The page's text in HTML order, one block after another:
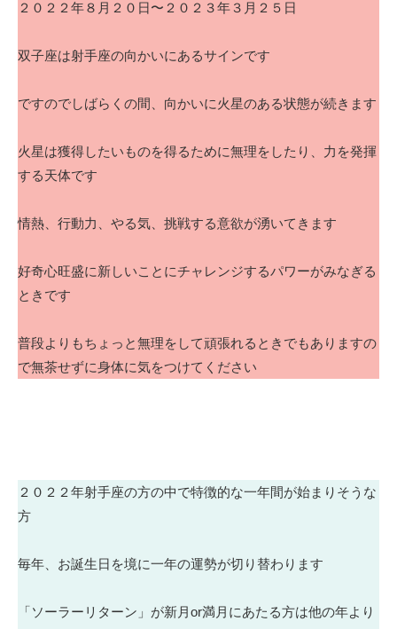
２０２２年８月２０日〜２０２３年３月２５日
双子座は射手座の向かいにあるサインです
ですのでしばらくの間、向かいに火星のある状態が続きます
火星は獲得したいものを得るために無理をしたり、力を発揮
する天体です
情熱、行動力、やる気、挑戦する意欲が湧いてきます
好奇心旺盛に新しいことにチャレンジするパワーがみなぎる
ときです
普段よりもちょっと無理をして頑張れるときでもありますの
で無茶せずに身体に気をつけてください
２０２２年射手座の方の中で特徴的な一年間が始まりそうな
方
毎年、お誕生日を境に一年の運勢が切り替わります
「ソーラーリターン」が新月or満月にあたる方は他の年より